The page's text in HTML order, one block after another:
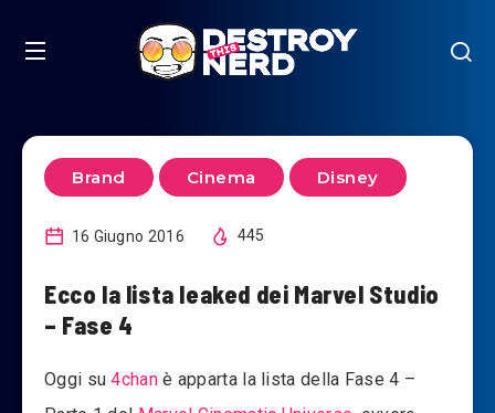
Brand Cinema Disney
16 Giugno 2016 445
Ecco la lista leaked dei Marvel Studio
– Fase 4
Oggi su4chanè apparta la lista della Fase 4 –